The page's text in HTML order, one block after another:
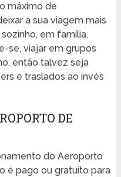
máximo de
a sua viagem mais
em família,
se, viajar em grupos
então talvez seja
e traslados ao invés
DE
do Aeroporto
é pago ou gratuito para